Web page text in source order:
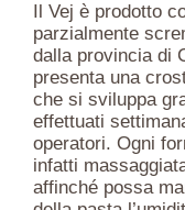
Il Vej è prodotto
parzialmente
dalla provincia di
presenta una
che si sviluppa
effettuati
operatori. Ogni
infatti
affinché possa